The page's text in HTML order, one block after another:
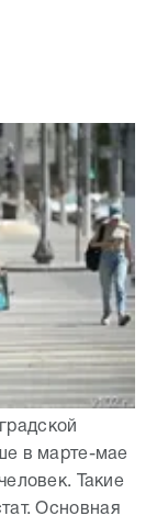
в марте-мае
Такие
Основная